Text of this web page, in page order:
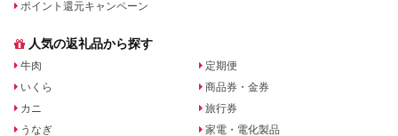
ポイント還元キャンペーン
人気の返礼品から探す
牛肉
いくら
カニ
うなぎ
定期便
商品券・金券
旅行券
家電・電化製品